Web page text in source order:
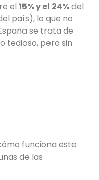
el 15% y el 24%del
país), lo que no
se trata de
tedioso, pero sin
funciona este
de las